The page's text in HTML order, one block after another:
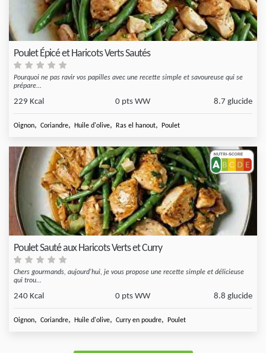
Poulet Épicé et Haricots Verts Sautés
Pourquoi ne pas ravir vos papilles avec une recette simple et savoureuse qui se
prépare...
229 Kcal 0 pts WW 8.7 glucide
Oignon, Coriandre, Huile d'olive, Ras el hanout, Poulet
Poulet Sauté aux Haricots Verts et Curry
Chers gourmands, aujourd'hui, je vous propose une recette simple et délicieuse
qui trou...
240 Kcal 0 pts WW 8.8 glucide
Oignon, Coriandre, Huile d'olive, Curry en poudre, Poulet